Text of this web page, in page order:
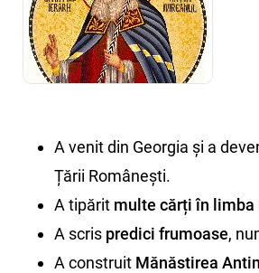
A venit din Georgia și a
Țării Românești.
A tipărit multe cărți în limba
A scris predici frumoase,
A construit Mănăstirea